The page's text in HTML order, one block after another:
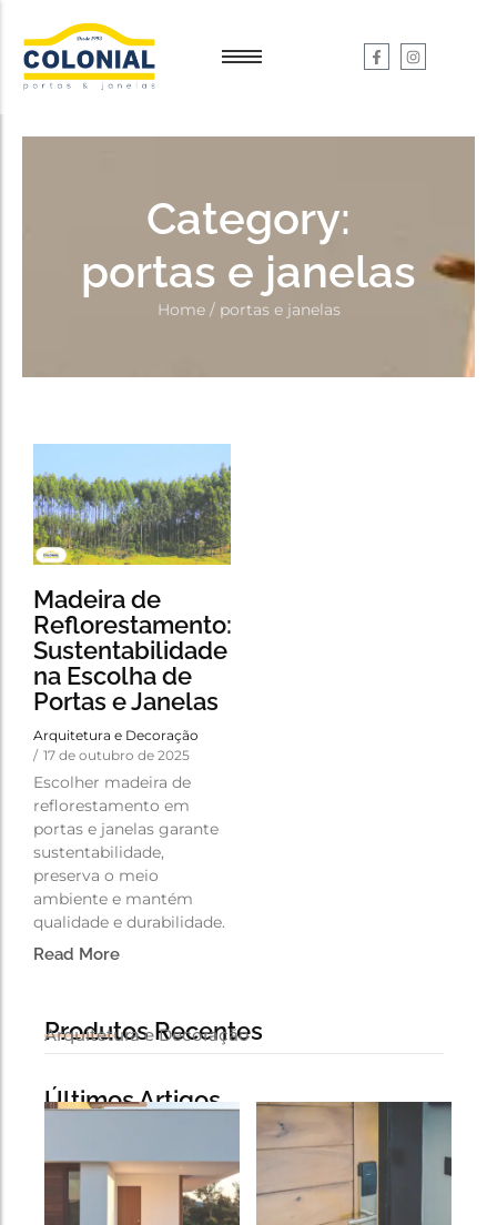
Category:
portas e janelas
Home / portas e janelas
Madeira de
Reflorestamento:
Sustentabilidade
na Escolha de
Portas e Janelas
Arquitetura e Decoração
/ 17 de outubro de 2025
Escolher madeira de
reflorestamento em
portas e janelas garante
sustentabilidade,
preserva o meio
ambiente e mantém
qualidade e durabilidade.
Read More
Produtos Recentes
Arquitetura e Decoração
Últimos Artigos